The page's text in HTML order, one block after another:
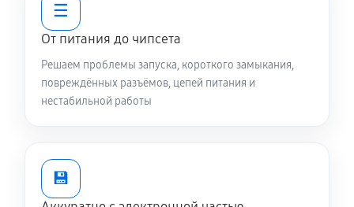
☰
От питания до чипсета
Решаем проблемы запуска, короткого замыкания,
повреждённых разъёмов, цепей питания и
нестабильной работы
💾